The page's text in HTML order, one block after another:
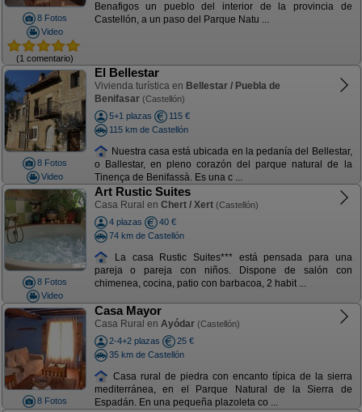
8 Fotos
Video
(1 comentario)
Benafigos un pueblo del interior de la provincia de
Castellón, a un paso del Parque Natu ...
8 Fotos
Video
El Bellestar
Vivienda turística en Bellestar / Puebla de
Benifasar (Castellón)
5+1 plazas
115 €
115 km de Castellón
Nuestra casa está ubicada en la pedanía del Bellestar,
o Ballestar, en pleno corazón del parque natural de la
Tinença de Benifassà. Es una c ...
8 Fotos
Video
Art Rustic Suites
Casa Rural en Chert / Xert (Castellón)
4 plazas
40 €
74 km de Castellón
La casa Rustic Suites*** está pensada para una
pareja o pareja con niños. Dispone de salón con
chimenea, cocina, patio con barbacoa, 2 habit ...
8 Fotos
Casa Mayor
Casa Rural en Ayódar (Castellón)
2-4+2 plazas
25 €
35 km de Castellón
Casa rural de piedra con encanto típica de la sierra
mediterránea, en el Parque Natural de la Sierra de
Espadán. En una pequeña plazoleta co ...